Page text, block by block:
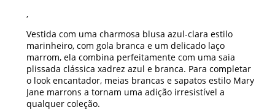
,
Vestida com uma charmosa blusa azul-clara estilo
marinheiro, com gola branca e um delicado laço
marrom, ela combina perfeitamente com uma saia
plissada clássica xadrez azul e branca. Para completar
o look encantador, meias brancas e sapatos estilo Mary
Jane marrons a tornam uma adição irresistível a
qualquer coleção.